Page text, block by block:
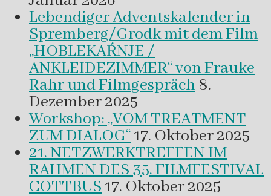
Lebendiger Adventskalender in
Spremberg/Grodk mit dem Film
„HOBLEKAŔNJE /
ANKLEIDEZIMMER“ von Frauke
Rahr und Filmgespräch 8.
Dezember 2025
Workshop: „VOM TREATMENT
ZUM DIALOG“17. Oktober 2025
21. NETZWERKTREFFEN IM
RAHMEN DES 35. FILMFESTIVAL
COTTBUS17. Oktober 2025